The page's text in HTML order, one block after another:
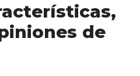
de